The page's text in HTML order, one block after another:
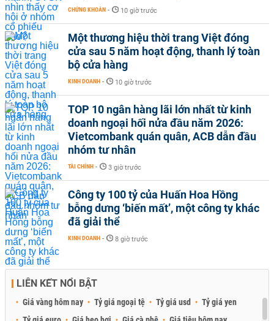
CHỨNG KHOÁN - 10 giờ trước
Một thương hiệu thời trang Việt đóng
cửa sau 5 năm hoạt động, thanh lý toàn
bộ cửa hàng
KINH DOANH - 10 giờ trước
TOP 10 ngân hàng lãi lớn nhất từ kinh
doanh ngoại hối nửa đầu năm 2026:
Vietcombank quán quân, ACB dẫn đầu
nhóm tư nhân
TÀI CHÍNH - 3 giờ trước
Công ty 100 tỷ của Huấn Hoa Hồng
bỗng dưng ‘biến mất’, một công ty khác
đã giải thể
KINH DOANH - 8 giờ trước
LIÊN KẾT NỔI BẬT
Giá vàng hôm nay Tỷ giá ngoại tệ Tỷ giá usd
Tỷ giá yen